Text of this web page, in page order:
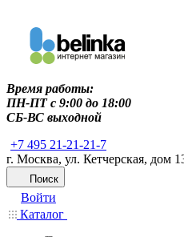
Время работы:
ПН-ПТ c 9:00 до 18:00
СБ-ВС выходной
+7 495 21-21-21-7
г. Москва, ул. Кетчерская, дом
Поиск
Войти
Каталог